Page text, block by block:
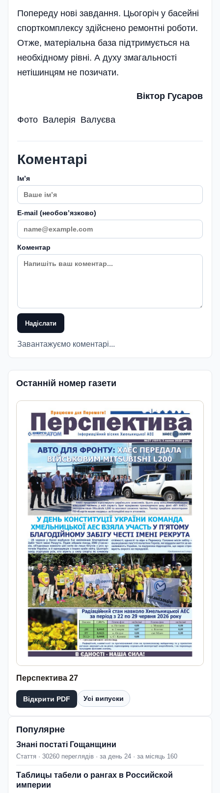
Попереду нові завдання. Цьогоріч у басейні
спорткомплексу здійснено ремонтні роботи.
Отже, матеріальна база підтримується на
необхідному рівні. А духу змагальності
нетішинцям не позичати.
Віктор Гусаров
Фото Валерія Валуєва
Коментарі
Імʼя
E-mail (необовʼязково)
Коментар
Надіслати
Завантажуємо коментарі...
Останній номер газети
Перспектива 27
Відкрити PDF Усі випуски
Популярне
Знані постаті Гощанщини
Стаття · 30260 переглядів · за день 24 · за місяць 160
Таблицы табели о рангах в Российской
империи